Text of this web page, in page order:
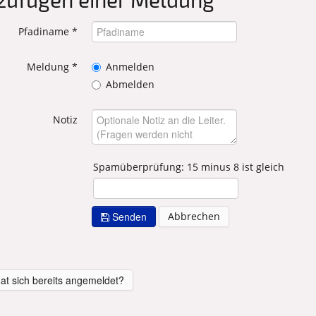
Pfadiname *
Meldung *
Anmelden
Abmelden
Notiz
Spamüberprüfung: 15 minus 8 ist gleich
Senden Abbrechen
sich bereits angemeldet?